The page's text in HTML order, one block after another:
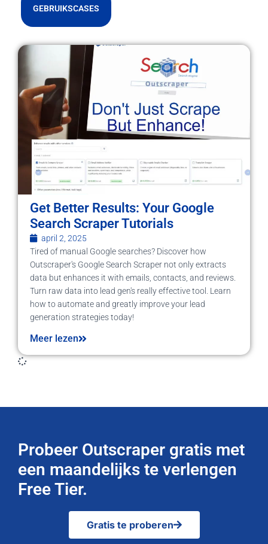
GEBRUIKSCASES
Get Better Results: Your Google
Search Scraper Tutorials
april 2, 2025
Tired of manual Google searches? Discover how
Outscraper's Google Search Scraper not only extracts
data but enhances it with emails, contacts, and reviews.
Turn raw data into lead gen's really effective tool. Learn
how to automate and greatly improve your lead
generation strategies today!
Meer lezen
Probeer Outscraper gratis met
een maandelijks te verlengen
Free Tier.
Gratis te proberen